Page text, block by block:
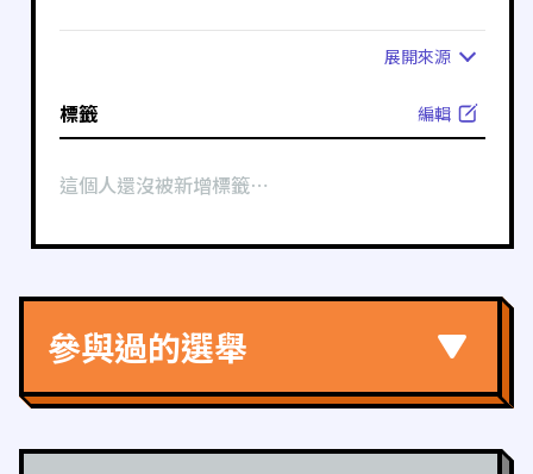
展開來源
標籤 編輯
這個人還沒被新增標籤⋯
參與過的選舉